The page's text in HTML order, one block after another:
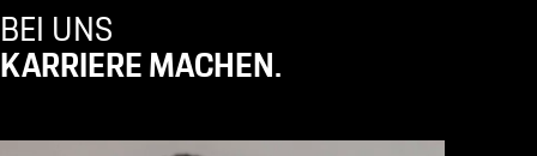
BEI UNS
KARRIERE MACHEN.